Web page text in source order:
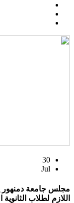
30
Jul
مجلس جامعة دمنهور
اللازم لطلاب